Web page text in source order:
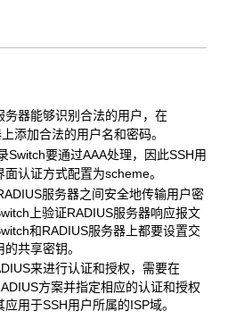
器能够识别合法的用户，在
添加合法的用户名和密码。
要通过AAA处理，因此SSH用
认证方式配置为scheme。
服务器之间安全地传输用户密
上验证RADIUS服务器响应报文
和RADIUS服务器上都要设置交
共享密钥。
来进行认证和授权，需要在
方案并指定相应的认证和授权
用于SSH用户所属的ISP域。